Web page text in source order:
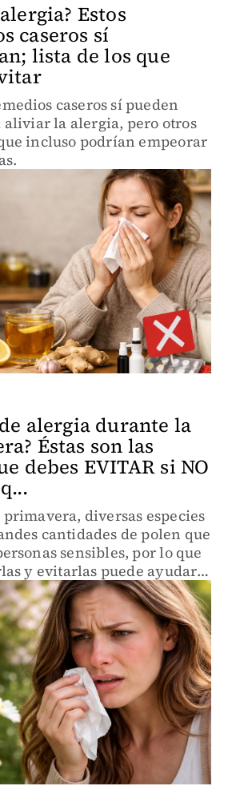
Estos
caseros sí
lista de los que
caseros sí pueden
aliviar la alergia, pero otros
incluso podrían empeorar
alergia durante la
Éstas son las
debes EVITAR si NO
diversas especies
cantidades de polen que
sensibles, por lo que
y evitarlas puede ayudar a